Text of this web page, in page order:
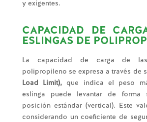
y exigentes.
CAPACIDAD DE
ESLINGAS DE
La capacidad de carga de
polipropileno se expresa a través de
Load Limit), que indica el peso
eslinga puede levantar de forma
posición estándar (vertical). Este
considerando un coeficiente de